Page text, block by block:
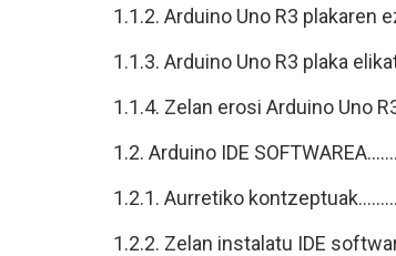
1.1.2. Arduino Uno R3 plakaren
1.1.3. Arduino Uno R3 plaka
1.1.4. Zelan erosi Arduino Uno
1.2. Arduino IDE
1.2.1. Aurretiko
1.2.2. Zelan instalatu IDE